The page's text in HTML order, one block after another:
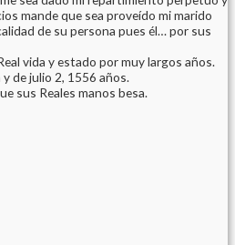
mande que sea proveído mi marido
de su persona pues él… por sus
vida y estado por muy largos años.
de julio 2, 1556 años.
sus Reales manos besa.